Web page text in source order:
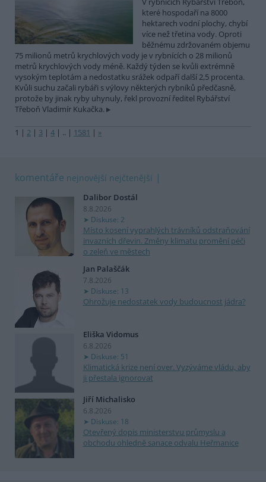
které hospodaří na 8000
hektarech vodní plochy, chybí
více než třetina vody. Oproti
běžnému zdržovaném objemu
75 milionů metrů krychlových vody je v rybnících o 28 milionů
metrů krychlových vody méně. Každý týden se kvůli extrémně
vysokým teplotám a nedostatku srážek odpaří další 2,5 procenta.
Kvůli suchu začali rybáři s výlovy některých rybníků předčasně,
protože by jinak ryby uhynuly, řekl provozní ředitel Rybářství
Třeboň Vladimír Kukačka.
1 | 2 | 3 | 4 | .. | 1581 | »
komentáře nejnovější nejčtenější
Dalibor Dostál
8.8.2026
Diskuse: 2
Místo kosení vyprahlých trávníků odstraňování
invazních dřevin. Změny klimatu promění péči
o zeleň ve městech
Jan Palaščák
7.8.2026
Diskuse: 13
Ohrožuje nedostatek vody budoucnost jádra?
Eliška Vidomus
6.8.2026
Diskuse: 51
Klimatická krize není over. Vyzýváme vládu, aby
ji přestala ignorovat
Jiří Michalisko
6.8.2026
Diskuse: 18
Otevřený dopis ministerstvu průmyslu a
obchodu ohledně sanace odvalu Heřmanice